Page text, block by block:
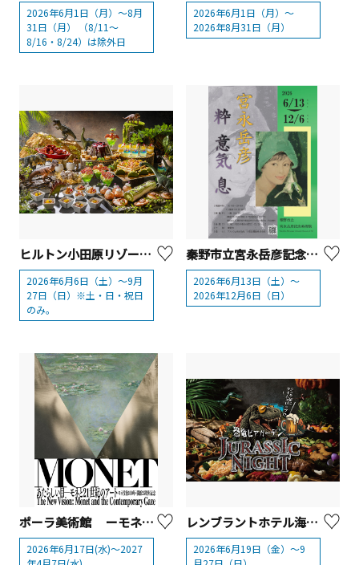
2026年6月1日（月）～8月
31日（月） （8/11～
8/16・8/24）は除外日
2026年6月1日（月）～
2026年8月31日（月）
ヒルトン小田原リゾート＆スパ「恐竜ワールド ダイナソー スイーツビュッフェ」
2026年6月6日（土）～9月
27日（日）※土・日・祝日
のみ。
秦野市立宮永岳彦記念美術館 展覧会「宮永岳彦 粋 意気 息」【秦野市】
2026年6月13日（土）～
2026年12月6日（日）
ポーラ美術館 ーモネ没後100年・開館25周年記念『あたらしい目ーモネと21世紀のアート』展
2026年6月17日(水)～2027
レンブラントホテル海老名 「恐竜ビアガーデン ～ジュラシックナイト～」
2026年6月19日（金）～9